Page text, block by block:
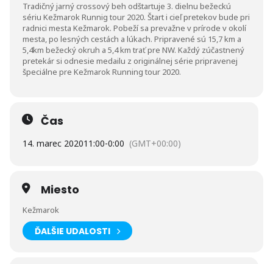
Tradičný jarný crossový beh odštartuje 3. dielnu bežeckú
sériu Kežmarok Runnig tour 2020. Štart i cieľ pretekov bude pri
radnici mesta Kežmarok. Pobeží sa prevažne v prírode v okolí
mesta, po lesných cestách a lúkach. Pripravené sú 15,7 km a
5,4km bežecký okruh a 5,4 km trať pre NW. Každý zúčastnený
pretekár si odnesie medailu z originálnej série pripravenej
špeciálne pre Kežmarok Running tour 2020.
Čas
14. marec 202011:00-0:00 (GMT+00:00)
Miesto
Kežmarok
ĎALŠIE UDALOSTI